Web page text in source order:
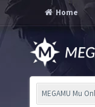
Home
MEGAMU Mu